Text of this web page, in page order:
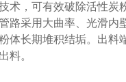
术，可有效破除活性
路采用大曲率、光滑
体长期堆积结垢。出
料。